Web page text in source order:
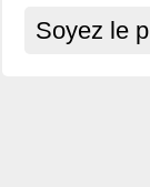
Soyez le